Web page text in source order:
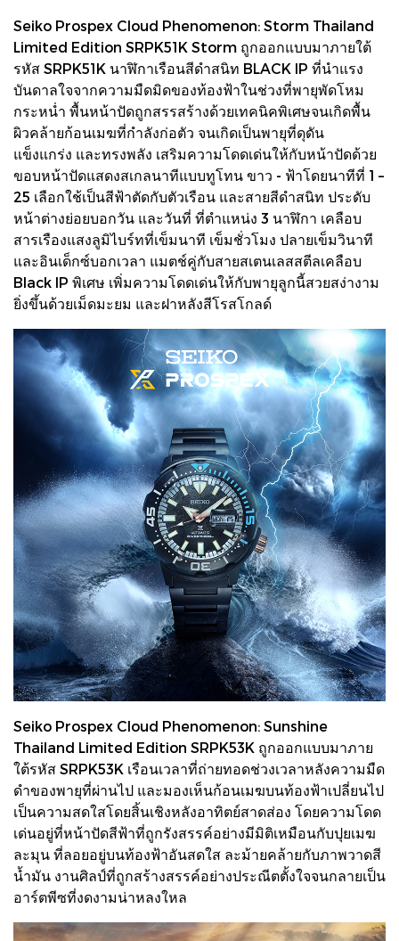
Seiko Prospex Cloud Phenomenon: Storm Thailand
Limited Edition SRPK51K Storm ถูกออกแบบมาภายใต้
รหัส SRPK51K นาฬิกาเรือนสีดำสนิท BLACK IP ที่นำแรง
บันดาลใจจากความมืดมิดของท้องฟ้าในช่วงที่พายุพัดโหม
กระหน่ำ พื้นหน้าปัดถูกสรรสร้างด้วยเทคนิคพิเศษจนเกิดพื้น
ผิวคล้ายก้อนเมฆที่กำลังก่อตัว จนเกิดเป็นพายุที่ดุดัน
แข็งแกร่ง และทรงพลัง เสริมความโดดเด่นให้กับหน้าปัดด้วย
ขอบหน้าปัดแสดงสเกลนาทีแบบทูโทน ขาว - ฟ้าโดยนาทีที่ 1 –
25 เลือกใช้เป็นสีฟ้าตัดกับตัวเรือน และสายสีดำสนิท ประดับ
หน้าต่างย่อยบอกวัน และวันที่ ที่ตำแหน่ง 3 นาฬิกา เคลือบ
สารเรืองแสงลูมิไบร์ทที่เข็มนาที เข็มชั่วโมง ปลายเข็มวินาที
และอินเด็กซ์บอกเวลา แมตช์คู่กับสายสเตนเลสสตีลเคลือบ
Black IP พิเศษ เพิ่มความโดดเด่นให้กับพายุลูกนี้สวยสง่างาม
ยิ่งขึ้นด้วยเม็ดมะยม และฝาหลังสีโรสโกลด์
Seiko Prospex Cloud Phenomenon: Sunshine
Thailand Limited Edition SRPK53K ถูกออกแบบมาภาย
ใต้รหัส SRPK53K เรือนเวลาที่ถ่ายทอดช่วงเวลาหลังความมืด
ดำของพายุที่ผ่านไป และมองเห็นก้อนเมฆบนท้องฟ้าเปลี่ยนไป
เป็นความสดใสโดยสิ้นเชิงหลังอาทิตย์สาดส่อง โดยความโดด
เด่นอยู่ที่หน้าปัดสีฟ้าที่ถูกรังสรรค์อย่างมีมิติเหมือนกับปุยเมฆ
ละมุน ที่ลอยอยู่บนท้องฟ้าอันสดใส ละม้ายคล้ายกับภาพวาดสี
น้ำมัน งานศิลป์ที่ถูกสร้างสรรค์อย่างประณีตตั้งใจจนกลายเป็น
อาร์ตพีซที่งดงามน่าหลงใหล